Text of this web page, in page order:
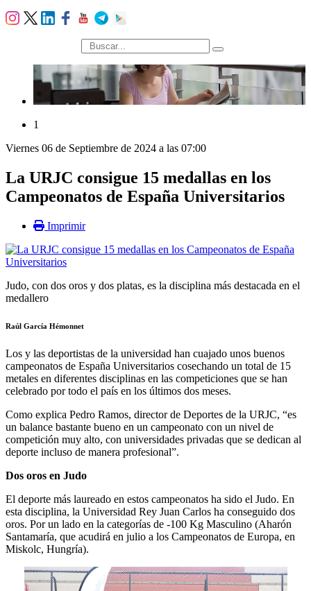
búsqueda
1
Viernes 06 de Septiembre de 2024 a las 07:00
La URJC consigue 15 medallas en los
Campeonatos de España Universitarios
Imprimir
Judo, con dos oros y dos platas, es la disciplina más destacada en el
medallero
Raúl García Hémonnet
Los y las deportistas de la universidad han cuajado unos buenos
campeonatos de España Universitarios cosechando un total de 15
metales en diferentes disciplinas en las competiciones que se han
celebrado por todo el país en los últimos dos meses.
Como explica Pedro Ramos, director de Deportes de la URJC, “es
un balance bastante bueno en un campeonato con un nivel de
competición muy alto, con universidades privadas que se dedican al
deporte incluso de manera profesional”.
Dos oros en Judo
El deporte más laureado en estos campeonatos ha sido el Judo. En
esta disciplina, la Universidad Rey Juan Carlos ha conseguido dos
oros. Por un lado en la categorías de -100 Kg Masculino (Aharón
Santamaría, que acudirá en julio a los Campeonatos de Europa, en
Miskolc, Hungría).